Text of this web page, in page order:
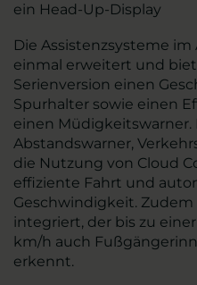
ein Head-Up-Display
Die Assistenzsysteme
einmal erweitert und
Serienversion einen
Spurhalter sowie einen
einen Müdigkeitswarner.
Abstandswarner,
die Nutzung von Cloud
effiziente Fahrt und
Geschwindigkeit.
integriert, der bis zu
km/h auch
erkennt.